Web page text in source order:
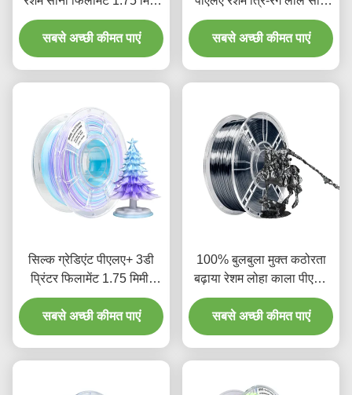
1 किलो पीएलए थ्रीडी प्रिंटिंग
सामग्री
सबसे अच्छी कीमत पाएं
बैंगनी 1.75 मिमी फिलामेंट
सबसे अच्छी कीमत पाएं
सिल्क ग्रेडिएंट पीएलए+ 3डी
प्रिंटर फिलामेंट 1.75 मिमी,
ग्रेडिएंट व्हाइट पर्पल ब्लू 1 किलो
स्पूल ट्राई कलर 3डी प्रिंटिंग
फिलामेंट
सबसे अच्छी कीमत पाएं
100% बुलबुला मुक्त कठोरता
बढ़ाया रेशम लोहा काला पीएलए
फिलामेंट 3 डी प्रिंटिंग के लिए
सबसे अच्छी कीमत पाएं